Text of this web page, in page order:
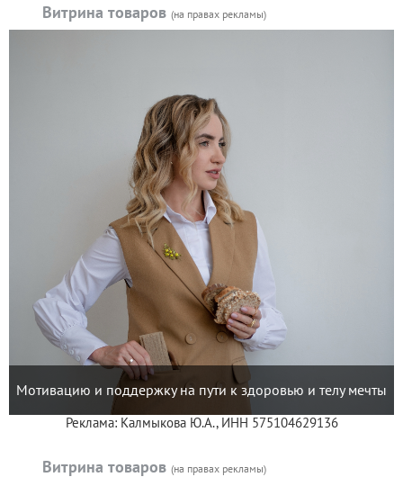
Витрина товаров (на правах рекламы)
Мотивацию и поддержку на пути к здоровью и телу мечты
Реклама: Калмыкова Ю.А., ИНН 575104629136
Витрина товаров (на правах рекламы)